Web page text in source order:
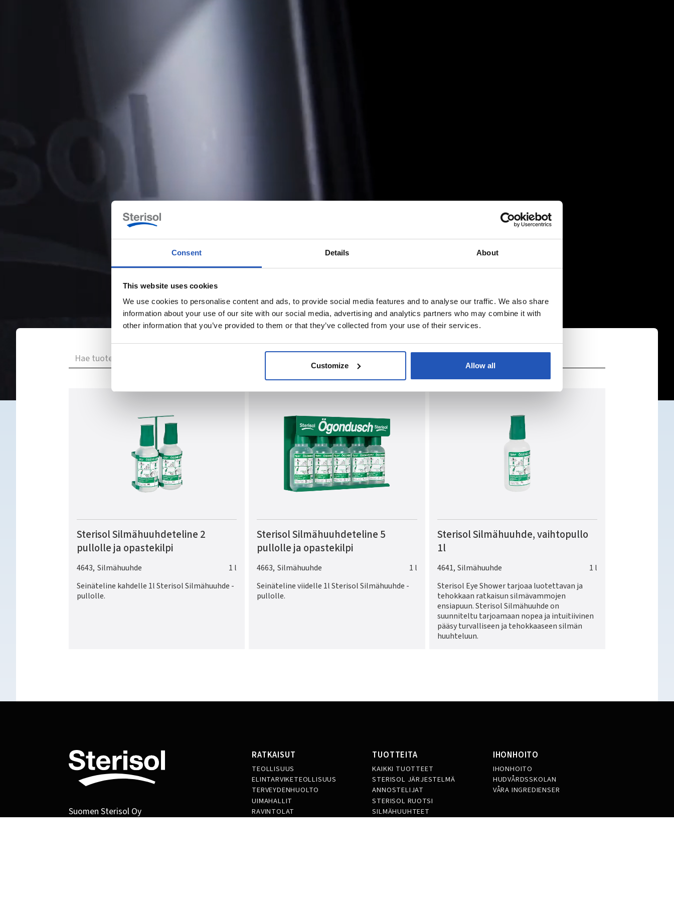
Consent Details About
This website uses cookies
We use cookies to personalise content and ads, to provide social media features and to analyse our traffic. We also share
information about your use of our site with our social media, advertising and analytics partners who may combine it with
other information that you’ve provided to them or that they’ve collected from your use of their services.
Customize Allow all
Sterisol Silmähuuhdeteline 2
pullolle ja opastekilpi
4643, Silmähuuhde
1 l
Seinäteline kahdelle 1l Sterisol Silmähuuhde -
pullolle.
Sterisol Silmähuuhdeteline 5
pullolle ja opastekilpi
4663, Silmähuuhde
1 l
Seinäteline viidelle 1l Sterisol Silmähuuhde -
pullolle.
Sterisol Silmähuuhde, vaihtopullo
1l
4641, Silmähuuhde
1 l
Sterisol Eye Shower tarjoaa luotettavan ja
tehokkaan ratkaisun silmävammojen
ensiapuun. Sterisol Silmähuuhde on
suunniteltu tarjoamaan nopea ja intuitiivinen
pääsy turvalliseen ja tehokkaaseen silmän
huuhteluun.
Suomen Sterisol Oy
RATKAISUT
TEOLLISUUS
ELINTARVIKETEOLLISUUS
TERVEYDENHUOLTO
UIMAHALLIT
RAVINTOLAT
TUOTTEITA
KAIKKI TUOTTEET
STERISOL JÄRJESTELMÄ
ANNOSTELIJAT
STERISOL RUOTSI
SILMÄHUUHTEET
IHONHOITO
IHONHOITO
HUDVÅRDSSKOLAN
VÅRA INGREDIENSER